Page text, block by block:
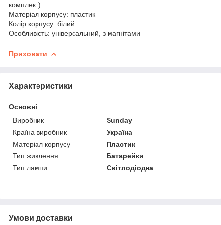
комплект).
Матеріал корпусу: пластик
Колір корпусу: білий
Особливість: універсальний, з магнітами
Приховати
Характеристики
Основні
Виробник
Sunday
Країна виробник
Україна
Матеріал корпусу
Пластик
Тип живлення
Батарейки
Тип лампи
Світлодіодна
Умови доставки